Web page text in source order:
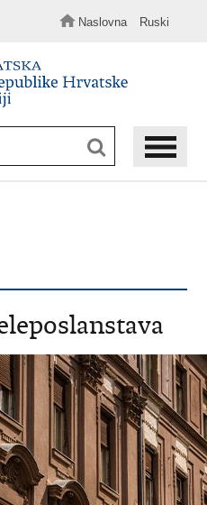
Naslovna Ruski